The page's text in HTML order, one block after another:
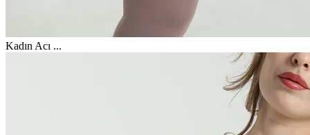
Kadın Acı ...